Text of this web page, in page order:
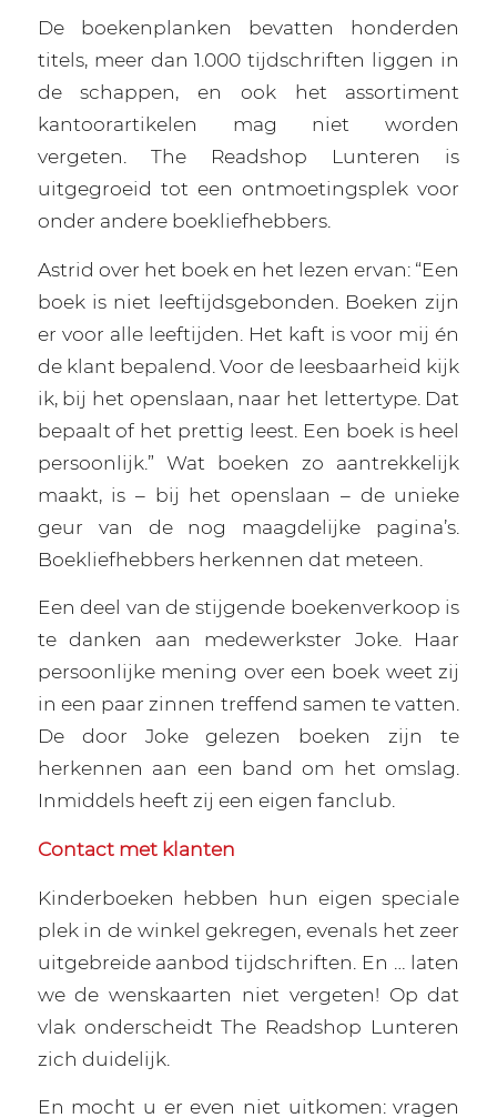
De boekenplanken bevatten honderden
titels, meer dan 1.000 tijdschriften liggen in
de schappen, en ook het assortiment
kantoorartikelen mag niet worden
vergeten. The Readshop Lunteren is
uitgegroeid tot een ontmoetingsplek voor
onder andere boekliefhebbers.
Astrid over het boek en het lezen ervan: “Een
boek is niet leeftijdsgebonden. Boeken zijn
er voor alle leeftijden. Het kaft is voor mij én
de klant bepalend. Voor de leesbaarheid kijk
ik, bij het openslaan, naar het lettertype. Dat
bepaalt of het prettig leest. Een boek is heel
persoonlijk.” Wat boeken zo aantrekkelijk
maakt, is – bij het openslaan – de unieke
geur van de nog maagdelijke pagina’s.
Boekliefhebbers herkennen dat meteen.
Een deel van de stijgende boekenverkoop is
te danken aan medewerkster Joke. Haar
persoonlijke mening over een boek weet zij
in een paar zinnen treffend samen te vatten.
De door Joke gelezen boeken zijn te
herkennen aan een band om het omslag.
Inmiddels heeft zij een eigen fanclub.
Contact met klanten
Kinderboeken hebben hun eigen speciale
plek in de winkel gekregen, evenals het zeer
uitgebreide aanbod tijdschriften. En … laten
we de wenskaarten niet vergeten! Op dat
vlak onderscheidt The Readshop Lunteren
zich duidelijk.
En mocht u er even niet uitkomen: vragen